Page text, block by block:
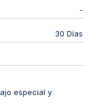
-
30 Días
especial y